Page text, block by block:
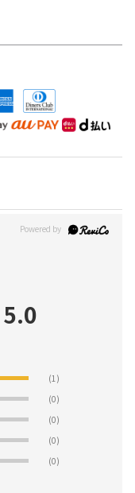
5.0
(1)
(0)
(0)
(0)
(0)